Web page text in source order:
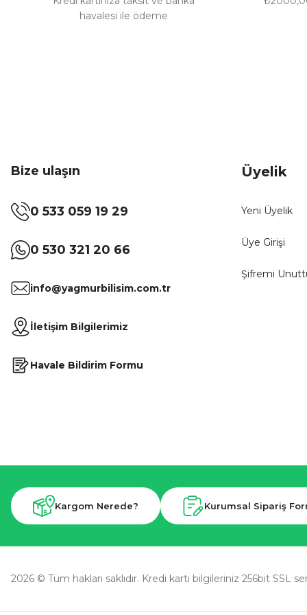
havalesi ile ödeme
Bize ulaşın
0 533 059 19 29
0 530 321 20 66
info@yagmurbilisim.com.tr
İletişim Bilgilerimiz
Havale Bildirim Formu
Üyelik
Yeni Üyelik
Üye Girişi
Şifremi
Kargom Nerede? Kurumsal Sipariş
2026 © Tüm hakları saklıdır. Kredi kartı bilgileriniz 256bit SSL